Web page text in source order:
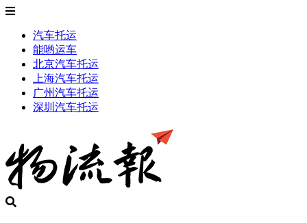
汽车托运
能哟运车
北京汽车托运
上海汽车托运
广州汽车托运
深圳汽车托运